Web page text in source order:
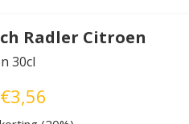
Radler Citroen
30cl
€3,56